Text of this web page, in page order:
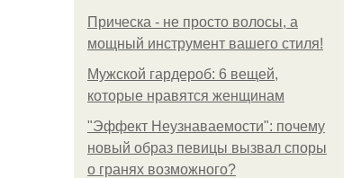
Прическа - не просто волосы, а
мощный инструмент вашего стиля!
Мужской гардероб: 6 вещей,
которые нравятся женщинам
"Эффект Неузнаваемости": почему
новый образ певицы вызвал споры
о гранях возможного?